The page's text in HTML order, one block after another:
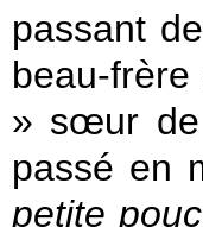
passant
beau-frère
» sœur de
passé en
petite